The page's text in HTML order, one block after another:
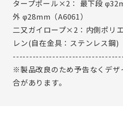
タープポール×2： 最下段
外 φ28mm（A6061）
二又ガイロープ×2：内側ポリ
レン(自在金具：ステンレス鋼)
※製品改良のため予告なくデザ
合があります。